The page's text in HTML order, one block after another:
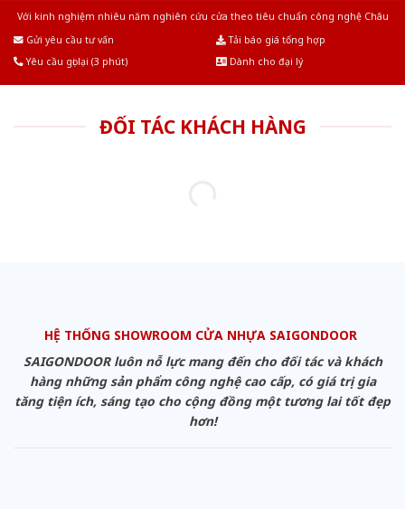
Với kinh nghiệm nhiêu năm nghiên cứu cửa theo tiêu chuẩn công nghệ Châu
Gửi yêu cầu tư vấn
Tải báo giá tổng hợp
Yêu cầu gọi lại (3 phút)
Dành cho đại lý
ĐỐI TÁC KHÁCH HÀNG
HỆ THỐNG SHOWROOM CỬA NHỰA SAIGONDOOR
SAIGONDOOR luôn nỗ lực mang đến cho đối tác và khách
hàng những sản phẩm công nghệ cao cấp, có giá trị gia
tăng tiện ích, sáng tạo cho cộng đồng một tương lai tốt đẹp
hơn!